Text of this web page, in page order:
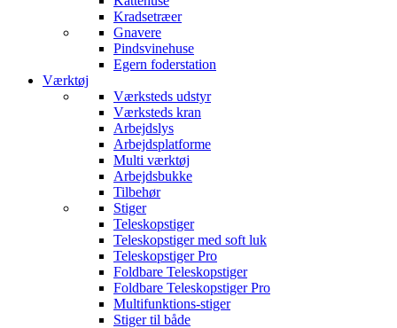
Kradsetræer
Gnavere
Pindsvinehuse
Egern foderstation
Værktøj
Værksteds udstyr
Værksteds kran
Arbejdslys
Arbejdsplatforme
Multi værktøj
Arbejdsbukke
Tilbehør
Stiger
Teleskopstiger
Teleskopstiger med soft luk
Teleskopstiger Pro
Foldbare Teleskopstiger
Foldbare Teleskopstiger Pro
Multifunktions-stiger
Stiger til både